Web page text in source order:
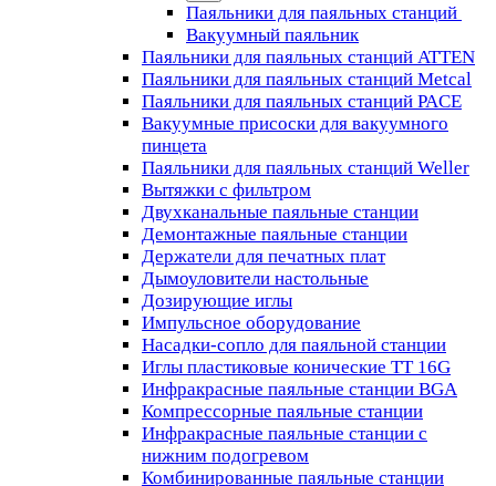
Паяльники для паяльных станций
Вакуумный паяльник
Паяльники для паяльных станций ATTEN
Паяльники для паяльных станций Metcal
Паяльники для паяльных станций PACE
Вакуумные присоски для вакуумного
пинцета
Паяльники для паяльных станций Weller
Вытяжки с фильтром
Двухканальные паяльные станции
Демонтажные паяльные станции
Держатели для печатных плат
Дымоуловители настольные
Дозирующие иглы
Импульсное оборудование
Насадки-сопло для паяльной станции
Иглы пластиковые конические TT 16G
Инфракрасные паяльные станции BGA
Компрессорные паяльные станции
Инфракрасные паяльные станции с
нижним подогревом
Комбинированные паяльные станции